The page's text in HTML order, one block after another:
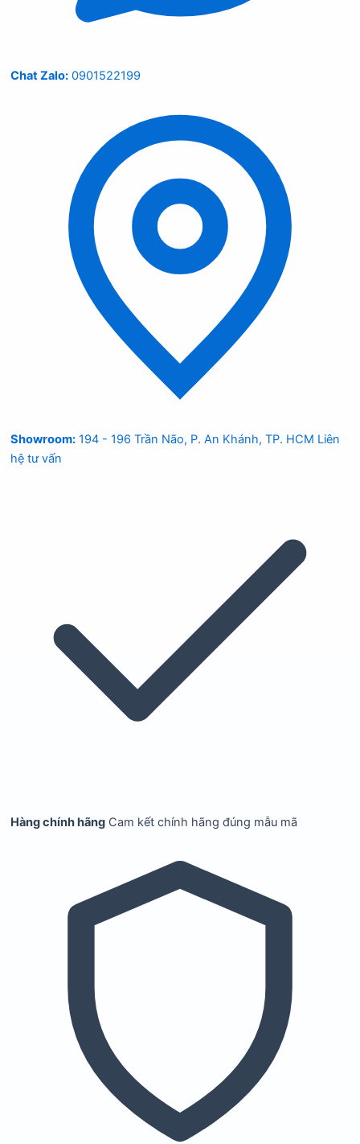
Chat Zalo: 0901522199
Showroom: 194 - 196 Trần Não, P. An Khánh, TP. HCM Liên
hệ tư vấn
Hàng chính hãng Cam kết chính hãng đúng mẫu mã